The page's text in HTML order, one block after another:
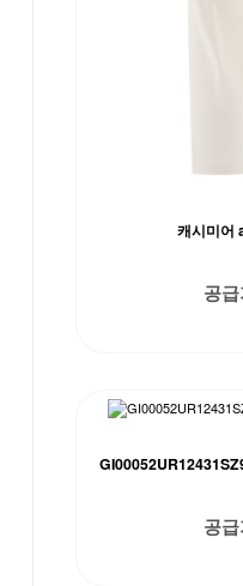
캐시미어
공
공